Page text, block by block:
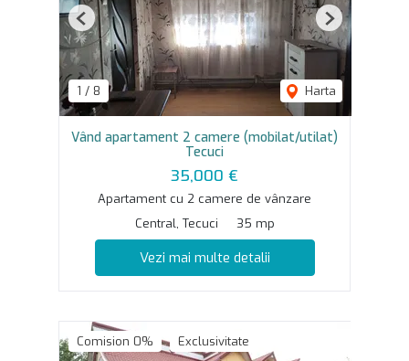
1 / 8 Harta
Previous Next
Vând apartament 2 camere (mobilat/utilat)
Tecuci
35,000 €
Apartament cu 2 camere de vânzare
Central, Tecuci
35 mp
Vezi mai multe detalii
Comision 0% Exclusivitate